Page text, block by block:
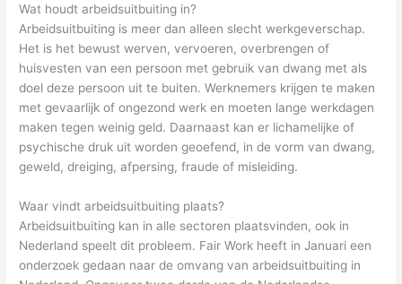
Wat houdt arbeidsuitbuiting in?
Arbeidsuitbuiting is meer dan alleen slecht werkgeverschap.
Het is het bewust werven, vervoeren, overbrengen of
huisvesten van een persoon met gebruik van dwang met als
doel deze persoon uit te buiten. Werknemers krijgen te maken
met gevaarlijk of ongezond werk en moeten lange werkdagen
maken tegen weinig geld. Daarnaast kan er lichamelijke of
psychische druk uit worden geoefend, in de vorm van dwang,
geweld, dreiging, afpersing, fraude of misleiding.
Waar vindt arbeidsuitbuiting plaats?
Arbeidsuitbuiting kan in alle sectoren plaatsvinden, ook in
Nederland speelt dit probleem. Fair Work heeft in Januari een
onderzoek gedaan naar de omvang van arbeidsuitbuiting in